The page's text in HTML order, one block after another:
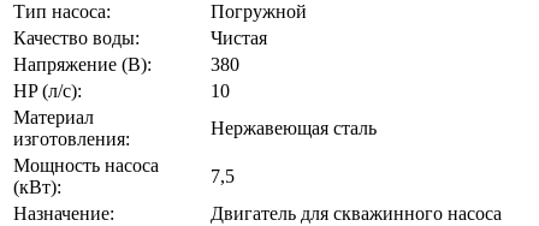
Тип насоса:
Погружной
Качество воды:
Чистая
Напряжение (В):
380
HP (л/с):
10
Материал
изготовления:
Нержавеющая сталь
Мощность насоса
(кВт):
7,5
Назначение:
Двигатель для скважинного насоса